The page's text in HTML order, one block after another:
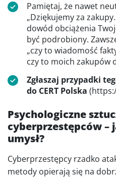
Pamiętaj, że nawet
„Dziękujemy za
dowód obciążenia
być podrobiony.
„czy to wiadomość
czy to moich zakupów
Zgłaszaj przypadki
do CERT Polska
Psychologiczne
cyberprzestępców –
umysł?
Cyberprzestępcy rzadko
metody opierają się na